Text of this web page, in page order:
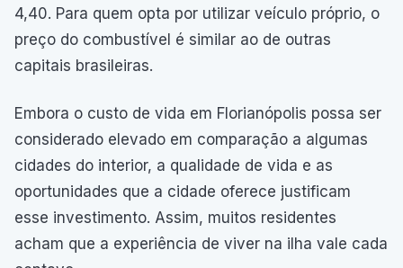
4,40. Para quem opta por utilizar veículo próprio, o
preço do combustível é similar ao de outras
capitais brasileiras.
Embora o custo de vida em Florianópolis possa ser
considerado elevado em comparação a algumas
cidades do interior, a qualidade de vida e as
oportunidades que a cidade oferece justificam
esse investimento. Assim, muitos residentes
acham que a experiência de viver na ilha vale cada